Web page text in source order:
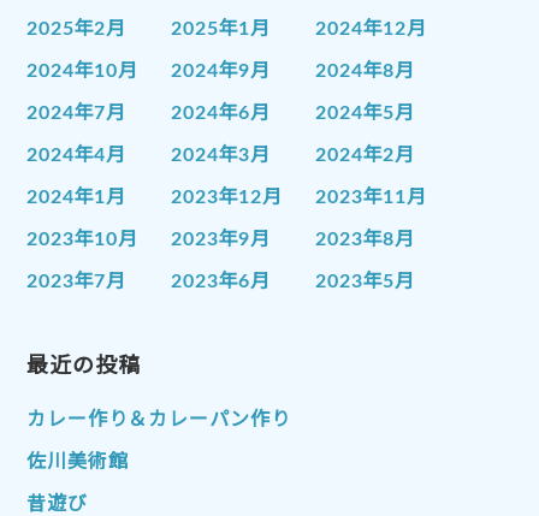
2025年2月 2025年1月 2024年12月
2024年10月 2024年9月 2024年8月
2024年7月 2024年6月 2024年5月
2024年4月 2024年3月 2024年2月
2024年1月 2023年12月 2023年11月
2023年10月 2023年9月 2023年8月
2023年7月 2023年6月 2023年5月
2023年1月
2022年10月 2022年9月
2022年7月
2022年4月
最近の投稿
カレー作り＆カレーパン作り
佐川美術館
昔遊び